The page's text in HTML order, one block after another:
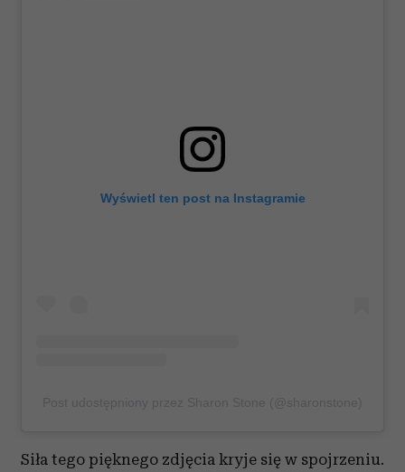
Wyświetl ten post na Instagramie
Siła tego pięknego zdjęcia kryje się w spojrzeniu.